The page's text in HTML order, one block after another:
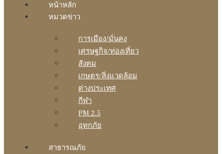
หน้าหลัก
หมวดข่าว
การเมือง/มั่นคง
เศรษฐกิจ/ท่องเที่ยว
สังคม
เกษตร/สิ่งแวดล้อม
ต่างประเทศ
กีฬา
PM 2.5
อุทกภัย
สาธารณภัย